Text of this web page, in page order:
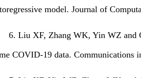
model. Journal of
6. Liu XF, Zhang WK, Yin WZ and
COVID-19 data. Communications